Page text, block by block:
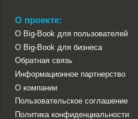
О проекте:
О Big-Book для пользователей
О Big-Book для бизнеса
Обратная связь
Информационное партнерство
О компании
Пользовательское соглашение
Политика конфиденциальности